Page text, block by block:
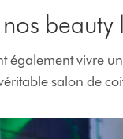
beauty
également vivre
salon de